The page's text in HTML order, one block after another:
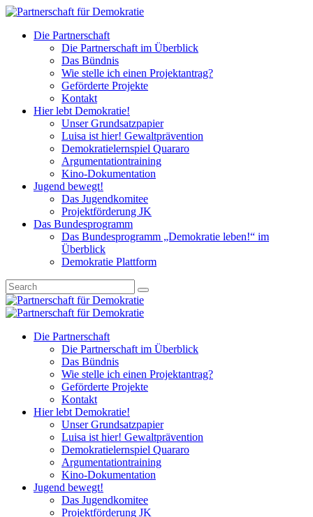
Die Partnerschaft
Die Partnerschaft im Überblick
Das Bündnis
Wie stelle ich einen Projektantrag?
Geförderte Projekte
Kontakt
Hier lebt Demokratie!
Unser Grundsatzpapier
Luisa ist hier! Gewaltprävention
Demokratielernspiel Quararo
Argumentationtraining
Kino-Dokumentation
Jugend bewegt!
Das Jugendkomitee
Projektförderung JK
Das Bundesprogramm
Das Bundesprogramm „Demokratie leben!“ im
Überblick
Demokratie Plattform
Die Partnerschaft
Die Partnerschaft im Überblick
Das Bündnis
Wie stelle ich einen Projektantrag?
Geförderte Projekte
Kontakt
Hier lebt Demokratie!
Unser Grundsatzpapier
Luisa ist hier! Gewaltprävention
Demokratielernspiel Quararo
Argumentationtraining
Kino-Dokumentation
Jugend bewegt!
Das Jugendkomitee
Projektförderung JK